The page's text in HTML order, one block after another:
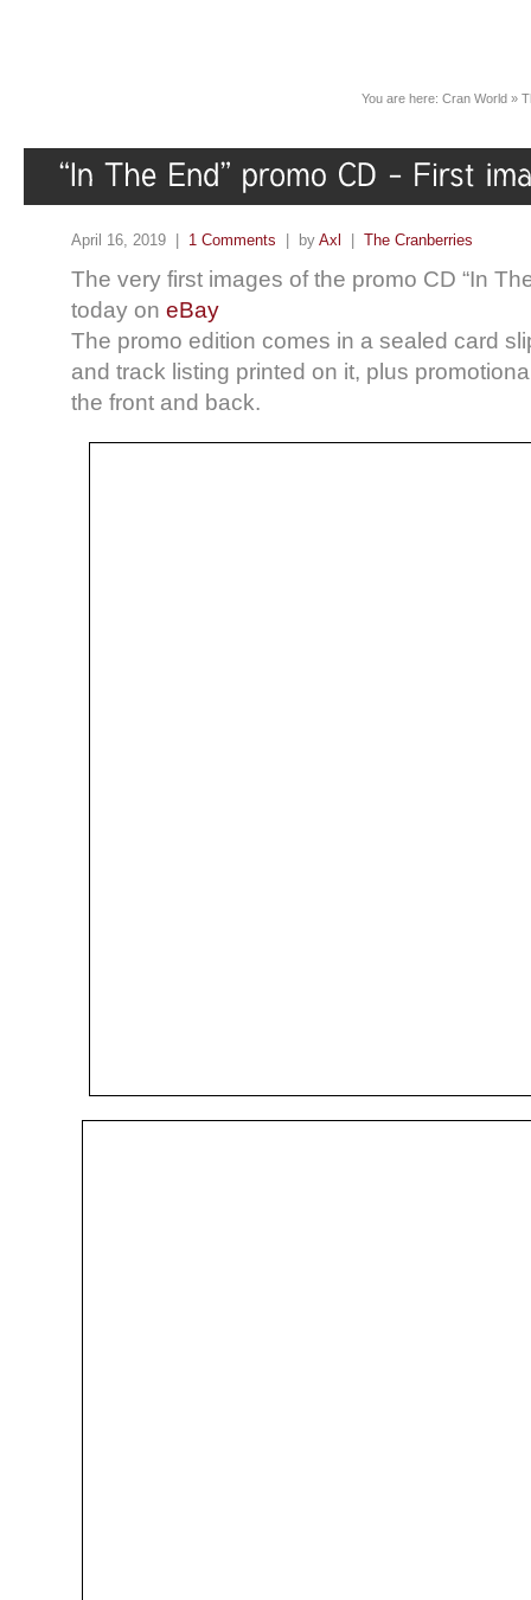
You are here: Cran World »
April 16, 2019 | 1 Comments | by Axl | The Cranberries
The very first images of the promo CD “In
today on eBay
The promo edition comes in a sealed card
and track listing printed on it, plus
the front and back.